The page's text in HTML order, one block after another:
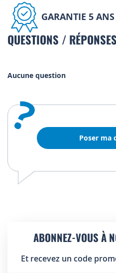
GARANTIE 5 ANS
QUESTIONS / RÉPONSES
Aucune question
? Poser ma
ABONNEZ-VOUS À
Et recevez un code